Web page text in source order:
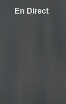
En Direct